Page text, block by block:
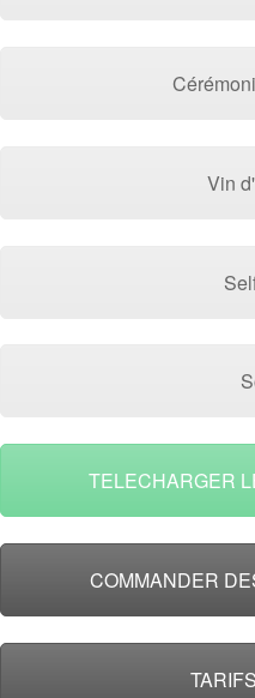
Vin
TELECHARGER
COMMANDER